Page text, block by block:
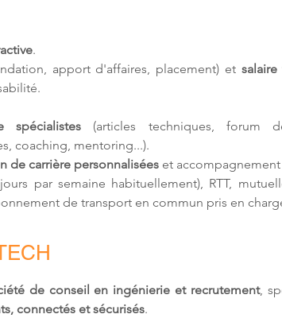
.
apport d'affaires, placement) et salaire
spécialistes (articles techniques, forum
coaching, mentoring...).
de carrière personnalisées et
par semaine habituellement), RTT,
de transport en commun pris en
de conseil en ingénierie et recrutement,
connectés et sécurisés.